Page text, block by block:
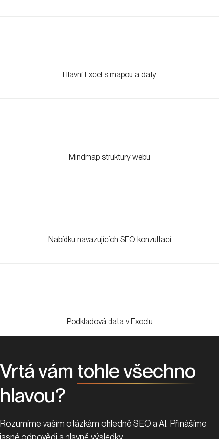
Hlavní Excel s mapou a daty
Mindmap struktury webu
Nabídku navazujících SEO konzultací
Podkladová data v Excelu
Vrtá vám tohle všechno
hlavou?
Rozumíme vašim otázkám ohledně SEO a AI. Přinášíme